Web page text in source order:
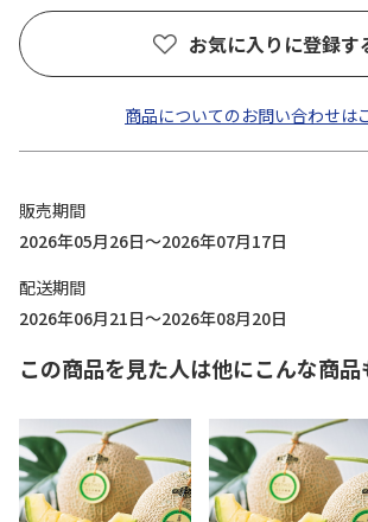
お気に入りに登録す
商品についてのお問い合わせは
販売期間
2026年05月26日～2026年07月17日
配送期間
2026年06月21日～2026年08月20日
この商品を見た人は他にこんな商